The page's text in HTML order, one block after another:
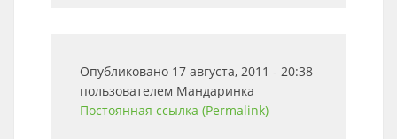
Опубликовано 17 августа, 2011 - 20:38
пользователем Мандаринка
Постоянная ссылка (Permalink)